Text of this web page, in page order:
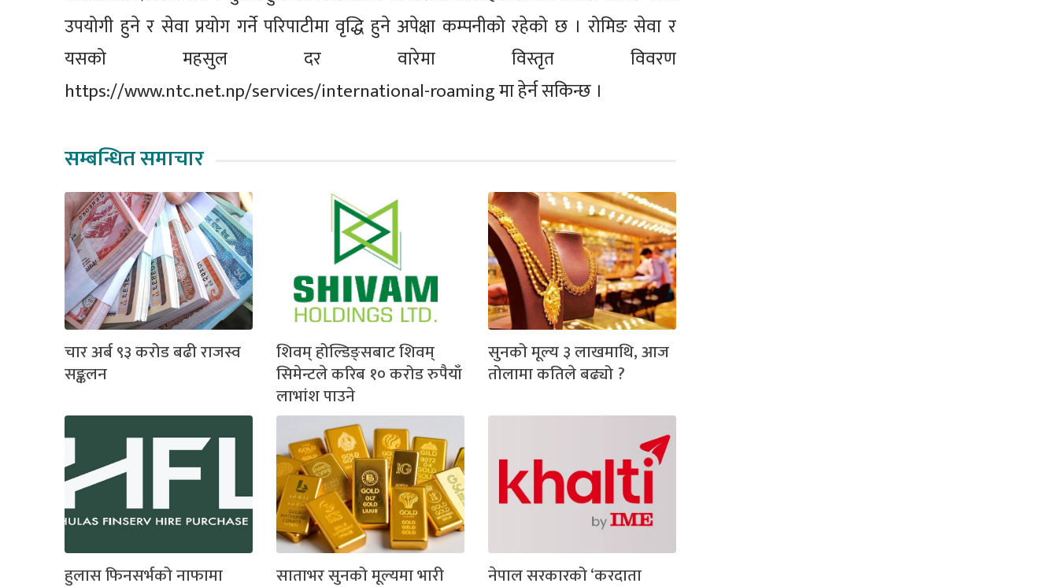
उपयोगी हुने र सेवा प्रयोग गर्ने परिपाटीमा वृद्धि हुने अपेक्षा कम्पनीको रहेको छ । रोमिङ सेवा र
यसको महसुल दर वारेमा विस्तृत विवरण
https://www.ntc.net.np/services/international-roaming मा हेर्न सकिन्छ ।
सम्बन्धित समाचार
चार अर्ब ९३ करोड बढी राजस्व
सङ्कलन
शिवम् होल्डिङ्सबाट शिवम्
सिमेन्टले करिब १० करोड रुपैयाँ
लाभांश पाउने
सुनको मूल्य ३ लाखमाथि, आज
तोलामा कतिले बढ्यो ?
हुलास फिनसर्भको नाफामा
साताभर सुनको मूल्यमा भारी
नेपाल सरकारको ‘करदाता